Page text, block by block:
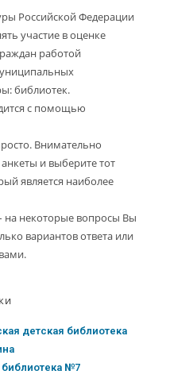
Российской Федерации
участие в оценке
работой
библиотек.
с помощью
Внимательно
и выберите тот
является наиболее
на некоторые вопросы Вы
вариантов ответа или
детская библиотека
№7